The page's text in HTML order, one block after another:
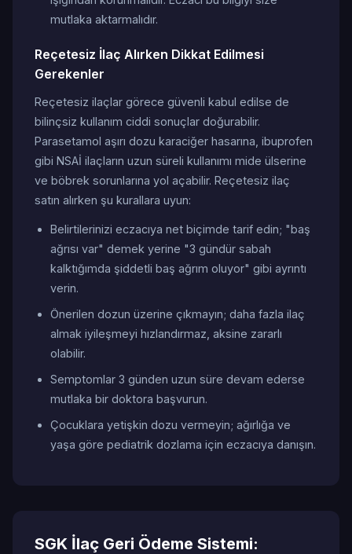
mutlaka aktarmalıdır.
Reçetesiz İlaç Alırken Dikkat Edilmesi
Gerekenler
Reçetesiz ilaçlar görece güvenli kabul edilse de
bilinçsiz kullanım ciddi sonuçlar doğurabilir.
Parasetamol aşırı dozu karaciğer hasarına, ibuprofen
gibi NSAİ ilaçların uzun süreli kullanımı mide ülserine
ve böbrek sorunlarına yol açabilir. Reçetesiz ilaç
satın alırken şu kurallara uyun:
Belirtilerinizi eczacıya net biçimde tarif edin; "baş
ağrısı var" demek yerine "3 gündür sabah
kalktığımda şiddetli baş ağrım oluyor" gibi ayrıntı
verin.
Önerilen dozun üzerine çıkmayın; daha fazla ilaç
almak iyileşmeyi hızlandırmaz, aksine zararlı
olabilir.
Semptomlar 3 günden uzun süre devam ederse
mutlaka bir doktora başvurun.
Çocuklara yetişkin dozu vermeyin; ağırlığa ve
yaşa göre pediatrik dozlama için eczacıya danışın.
SGK İlaç Geri Ödeme Sistemi: